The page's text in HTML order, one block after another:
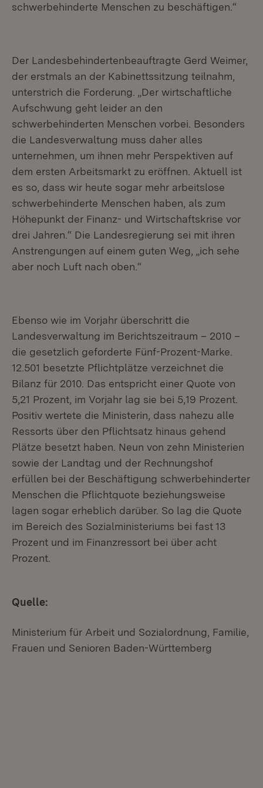
schwerbehinderte Menschen zu beschäftigen.“
Der Landesbehindertenbeauftragte Gerd Weimer,
der erstmals an der Kabinettssitzung teilnahm,
unterstrich die Forderung. „Der wirtschaftliche
Aufschwung geht leider an den
schwerbehinderten Menschen vorbei. Besonders
die Landesverwaltung muss daher alles
unternehmen, um ihnen mehr Perspektiven auf
dem ersten Arbeitsmarkt zu eröffnen. Aktuell ist
es so, dass wir heute sogar mehr arbeitslose
schwerbehinderte Menschen haben, als zum
Höhepunkt der Finanz- und Wirtschaftskrise vor
drei Jahren.“ Die Landesregierung sei mit ihren
Anstrengungen auf einem guten Weg, „ich sehe
aber noch Luft nach oben.“
Ebenso wie im Vorjahr überschritt die
Landesverwaltung im Berichtszeitraum – 2010 –
die gesetzlich geforderte Fünf-Prozent-Marke.
12.501 besetzte Pflichtplätze verzeichnet die
Bilanz für 2010. Das entspricht einer Quote von
5,21 Prozent, im Vorjahr lag sie bei 5,19 Prozent.
Positiv wertete die Ministerin, dass nahezu alle
Ressorts über den Pflichtsatz hinaus gehend
Plätze besetzt haben. Neun von zehn Ministerien
sowie der Landtag und der Rechnungshof
erfüllen bei der Beschäftigung schwerbehinderter
Menschen die Pflichtquote beziehungsweise
lagen sogar erheblich darüber. So lag die Quote
im Bereich des Sozialministeriums bei fast 13
Prozent und im Finanzressort bei über acht
Prozent.
Quelle:
Ministerium für Arbeit und Sozialordnung, Familie,
Frauen und Senioren Baden-Württemberg